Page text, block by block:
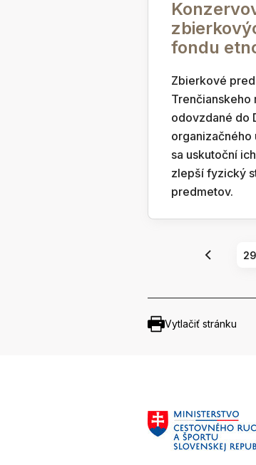
fondu
Zbierkové
Trenčianskeho
odovzdané do
organizačného
sa uskutoční
zlepší fyzický
predmetov.
29
Vytlačiť stránku